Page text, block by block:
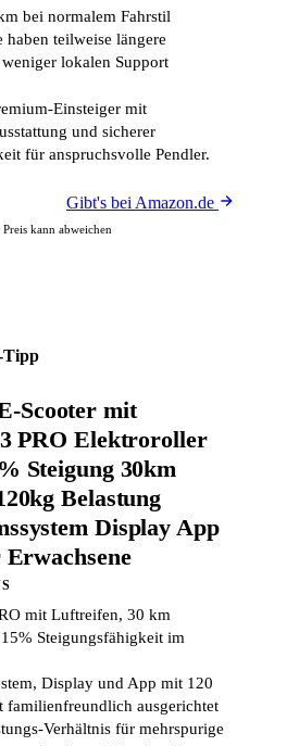
bei normalem Fahrstil
teilweise längere
lokalen Support
Einsteiger mit
und sicherer
für anspruchsvolle Pendler.
Gibt's bei Amazon.de
kann abweichen
Tipp
Scooter mit
PRO Elektroroller
Steigung 30km
Belastung
Display App
mit Luftreifen, 30 km
Steigungsfähigkeit im
Display und App mit 120
familienfreundlich ausgerichtet
Verhältnis für mehrspurige